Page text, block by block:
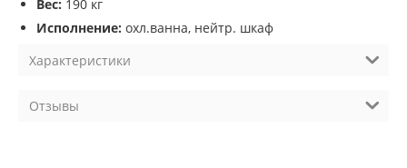
Вес: 190 кг
Исполнение: охл.ванна, нейтр. шкаф
Характеристики
Отзывы